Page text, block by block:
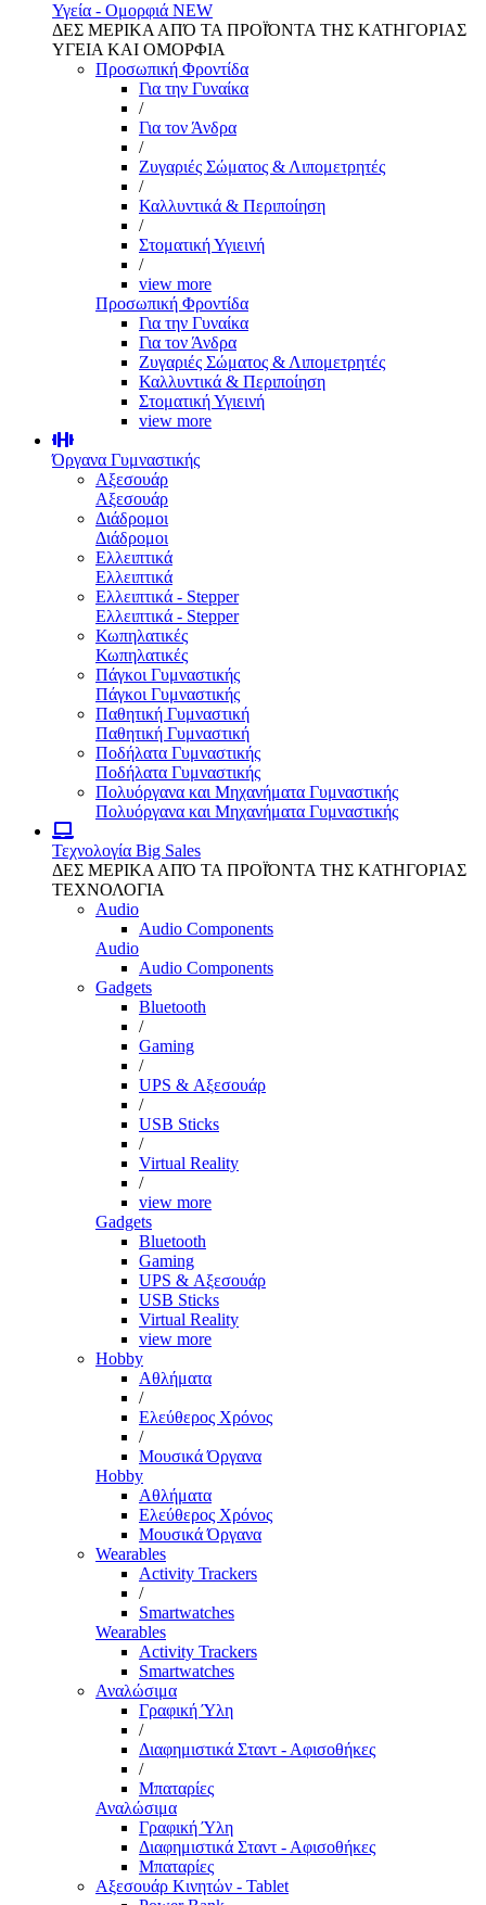
Υγεία - Ομορφιά NEW
ΔΕΣ ΜΕΡΙΚΑ ΑΠΌ ΤΑ ΠΡΟΪΌΝΤΑ ΤΗΣ ΚΑΤΗΓΟΡΙΑΣ
ΥΓΕΙΑ ΚΑΙ ΟΜΟΡΦΙΑ
Προσωπική Φροντίδα
Για την Γυναίκα
/
Για τον Άνδρα
/
Ζυγαριές Σώματος & Λιπομετρητές
/
Καλλυντικά & Περιποίηση
/
Στοματική Υγιεινή
/
view more
Προσωπική Φροντίδα
Για την Γυναίκα
Για τον Άνδρα
Ζυγαριές Σώματος & Λιπομετρητές
Καλλυντικά & Περιποίηση
Στοματική Υγιεινή
view more
Όργανα Γυμναστικής
Αξεσουάρ
Αξεσουάρ
Διάδρομοι
Διάδρομοι
Ελλειπτικά
Ελλειπτικά
Ελλειπτικά - Stepper
Ελλειπτικά - Stepper
Κωπηλατικές
Κωπηλατικές
Πάγκοι Γυμναστικής
Πάγκοι Γυμναστικής
Παθητική Γυμναστική
Παθητική Γυμναστική
Ποδήλατα Γυμναστικής
Ποδήλατα Γυμναστικής
Πολυόργανα και Μηχανήματα Γυμναστικής
Πολυόργανα και Μηχανήματα Γυμναστικής
Τεχνολογία Big Sales
ΔΕΣ ΜΕΡΙΚΑ ΑΠΌ ΤΑ ΠΡΟΪΌΝΤΑ ΤΗΣ ΚΑΤΗΓΟΡΙΑΣ
ΤΕΧΝΟΛΟΓΙΑ
Audio
Audio Components
Audio
Audio Components
Gadgets
Bluetooth
/
Gaming
/
UPS & Αξεσουάρ
/
USB Sticks
/
Virtual Reality
/
view more
Gadgets
Bluetooth
Gaming
UPS & Αξεσουάρ
USB Sticks
Virtual Reality
view more
Hobby
Αθλήματα
/
Ελεύθερος Χρόνος
/
Μουσικά Όργανα
Hobby
Αθλήματα
Ελεύθερος Χρόνος
Μουσικά Όργανα
Wearables
Activity Trackers
/
Smartwatches
Wearables
Activity Trackers
Smartwatches
Αναλώσιμα
Γραφική Ύλη
/
Διαφημιστικά Σταντ - Αφισοθήκες
/
Μπαταρίες
Αναλώσιμα
Γραφική Ύλη
Διαφημιστικά Σταντ - Αφισοθήκες
Μπαταρίες
Αξεσουάρ Κινητών - Tablet